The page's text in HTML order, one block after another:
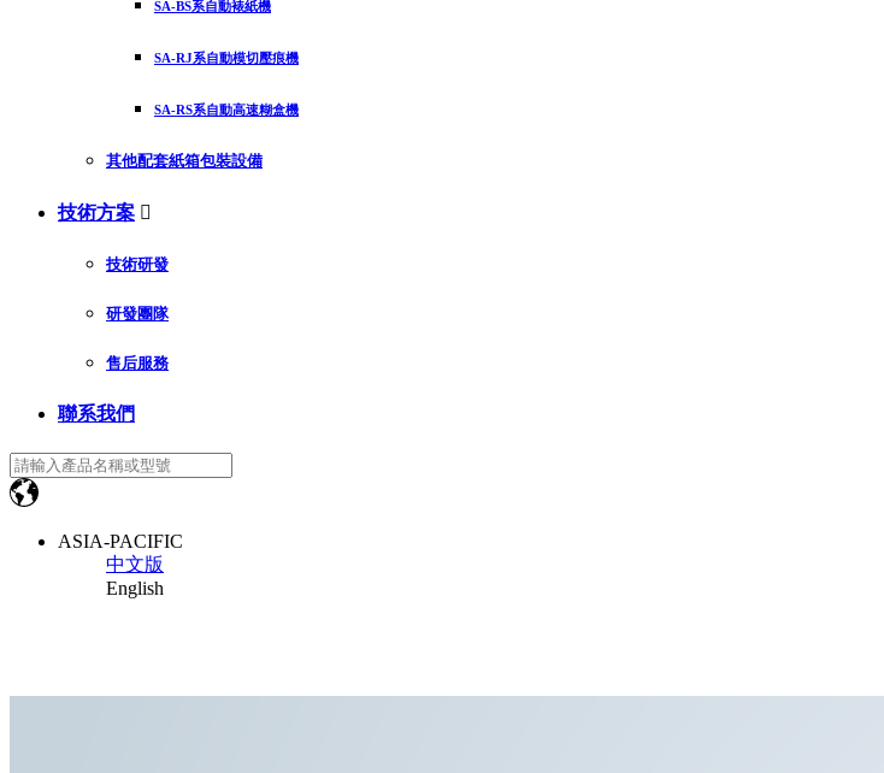
SA-BS系自動裱紙機
SA-RJ系自動模切壓痕機
SA-RS系自動高速糊盒機
其他配套紙箱包裝設備
技術方案 
技術研發
研發團隊
售后服務
聯系我們
ASIA-PACIFIC
中文版
English